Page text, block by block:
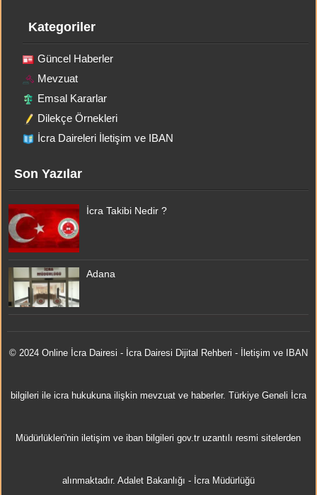
Kategoriler
Güncel Haberler
Mevzuat
Emsal Kararlar
Dilekçe Örnekleri
İcra Daireleri İletişim ve IBAN
Son Yazılar
İcra Takibi Nedir ?
Adana
© 2024 Online İcra Dairesi - İcra Dairesi Dijital Rehberi - İletişim ve IBAN
bilgileri ile icra hukukuna ilişkin mevzuat ve haberler. Türkiye Geneli İcra
Müdürlükleri'nin iletişim ve iban bilgileri gov.tr uzantılı resmi sitelerden
alınmaktadır. Adalet Bakanlığı - İcra Müdürlüğü